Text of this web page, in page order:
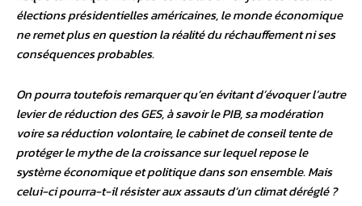
élections présidentielles américaines, le monde économique
ne remet plus en question la réalité du réchauffement ni ses
conséquences probables.
On pourra toutefois remarquer qu’en évitant d’évoquer l’autre
levier de réduction des GES, à savoir le PIB, sa modération
voire sa réduction volontaire, le cabinet de conseil tente de
protéger le mythe de la croissance sur lequel repose le
système économique et politique dans son ensemble. Mais
celui-ci pourra-t-il résister aux assauts d’un climat déréglé ?